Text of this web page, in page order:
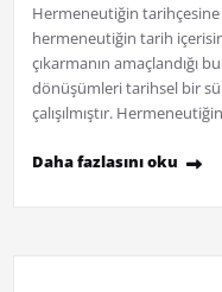
Hermeneutiğin tarihçesine
hermeneutiğin tarih
çıkarmanın amaçlandığı
dönüşümleri tarihsel bir
çalışılmıştır.
Daha fazlasını oku